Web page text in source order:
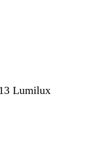
Lumilux